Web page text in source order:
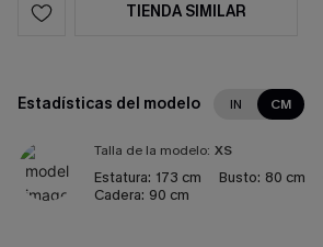
TIENDA SIMILAR
Estadísticas del modelo IN CM
Talla de la modelo: XS
Estatura: 173 cm Busto: 80 cm
Cadera: 90 cm